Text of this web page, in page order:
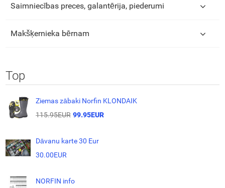
Saimniecības preces, galantērija, piederumi
Makšķernieka bērnam
Top
Ziemas zābaki Norfin KLONDAIK
115.95EUR 99.95EUR
Dāvanu karte 30 Eur
30.00EUR
NORFIN info